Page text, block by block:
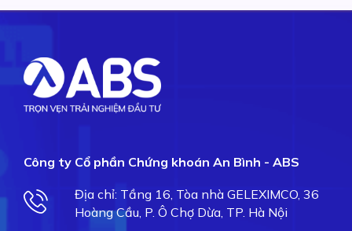
Công ty Cổ phần Chứng khoán An Bình - ABS
Địa chỉ: Tầng 16, Tòa nhà GELEXIMCO, 36
Hoàng Cầu, P. Ô Chợ Dừa, TP. Hà Nội